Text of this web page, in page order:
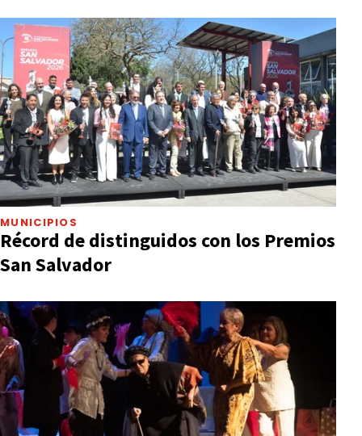
MUNICIPIOS
Récord de distinguidos con los Premios
San Salvador